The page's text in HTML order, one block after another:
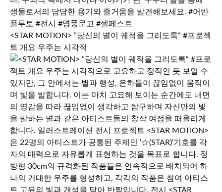
<STAR MOTION> ”당신의 별이 궤적을 그리도록“ #프로젝
트 개요 우주는 시각적